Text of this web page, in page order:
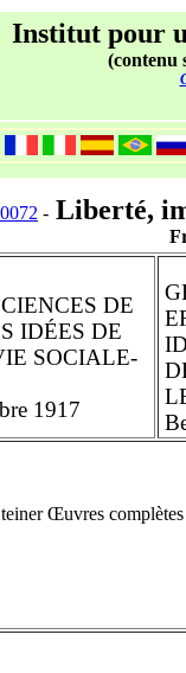
Institut pour
(contenu
- Liberté,
DE
IDÉES DE
SOCIALE-
1917
Œuvres